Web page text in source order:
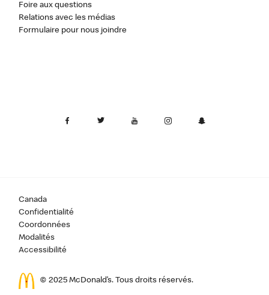
Foire aux questions
Relations avec les médias
Formulaire pour nous joindre
Canada
Confidentialité
Coordonnées
Modalités
Accessibilité
© 2025 McDonald’s. Tous droits réservés.